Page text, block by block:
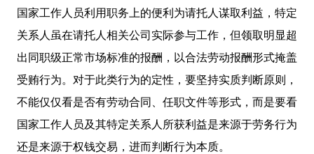
国家工作人员利用职务上的便利为请托人谋取利益，特定
关系人虽在请托人相关公司实际参与工作，但领取明显超
出同职级正常市场标准的报酬，以合法劳动报酬形式掩盖
受贿行为。对于此类行为的定性，要坚持实质判断原则，
不能仅仅看是否有劳动合同、任职文件等形式，而是要看
国家工作人员及其特定关系人所获利益是来源于劳务行为
还是来源于权钱交易，进而判断行为本质。